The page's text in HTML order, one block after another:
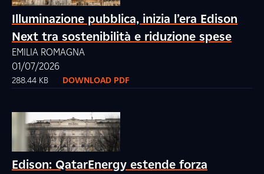
Illuminazione pubblica, inizia l’era Edison
Next tra sostenibilità e riduzione spese
EMILIA ROMAGNA
01/07/2026
288.44 KB DOWNLOAD PDF
Edison: QatarEnergy estende forza